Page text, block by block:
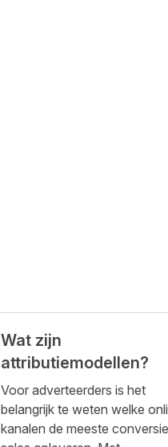
Wat zijn
attributiemodellen?
Voor adverteerders is het
belangrijk te weten welke
kanalen de meeste